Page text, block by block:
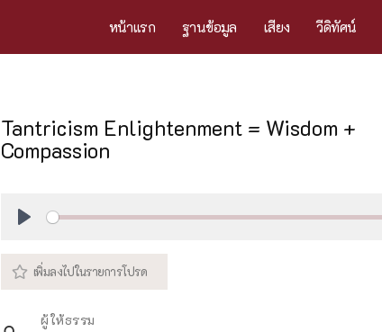
หน้าแรก ฐานข้อมูล เสียง วีดิทัศน์
Tantricism Enlightenment = Wisdom +
Compassion
ผู้ให้ธรรม